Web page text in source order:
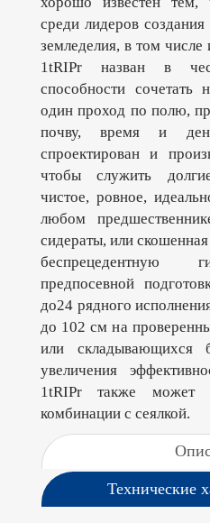
среди лидеров
земледелия, в том числе
1tRIPr назван в
способности сочетать
один проход по полю,
почву, время и
спроектирован и
чтобы служить
чистое, ровное,
любом
сидераты, или
беспрецедентную
предпосевной
до24 рядного
до 102 см на
или складывающихся
увеличения
1tRIPr также может
комбинации с сеялкой.
Технические